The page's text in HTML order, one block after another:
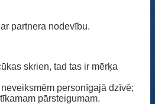
partnera nodevību.
skrien, tad tas ir mērķa
personīgajā dzīvē;
pārsteigumam.